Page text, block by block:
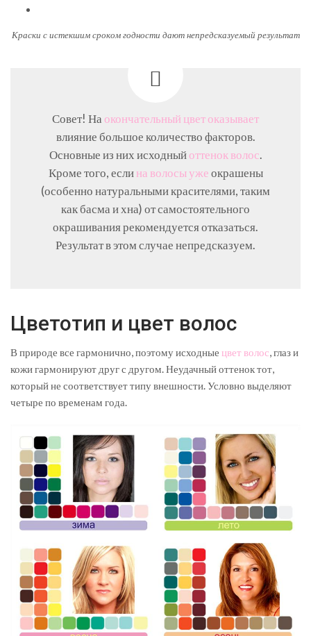
Краски с истекшим сроком годности дают непредсказуемый результат
Совет! На окончательный цвет оказывает
влияние большое количество факторов.
Основные из них исходный оттенок волос.
Кроме того, если на волосы уже окрашены
(особенно натуральными красителями, таким
как басма и хна) от самостоятельного
окрашивания рекомендуется отказаться.
Результат в этом случае непредсказуем.
Цветотип и цвет волос
В природе все гармонично, поэтому исходные цвет волос, глаз и
кожи гармонируют друг с другом. Неудачный оттенок тот,
который не соответствует типу внешности. Условно выделяют
четыре по временам года.